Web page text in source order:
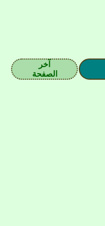
آخر
الصفحة